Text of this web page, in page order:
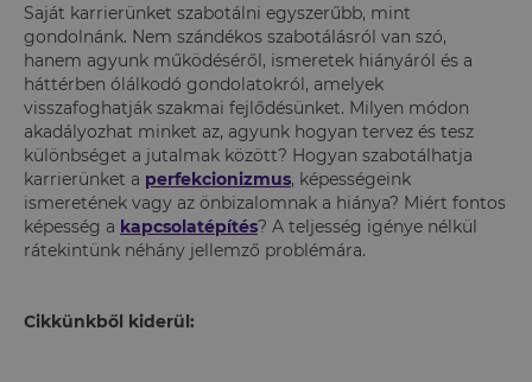
Saját karrierünket szabotálni egyszerűbb, mint
gondolnánk. Nem szándékos szabotálásról van szó,
hanem agyunk működéséről, ismeretek hiányáról és a
háttérben ólálkodó gondolatokról, amelyek
visszafoghatják szakmai fejlődésünket. Milyen módon
akadályozhat minket az, agyunk hogyan tervez és tesz
különbséget a jutalmak között? Hogyan szabotálhatja
karrierünket a perfekcionizmus, képességeink
ismeretének vagy az önbizalomnak a hiánya? Miért fontos
képesség a kapcsolatépítés? A teljesség igénye nélkül
rátekintünk néhány jellemző problémára.
Cikkünkből kiderül: